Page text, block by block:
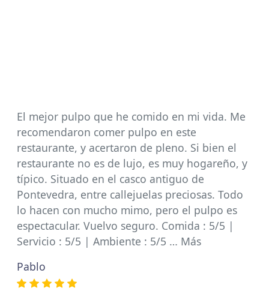
El mejor pulpo que he comido en mi vida. Me
recomendaron comer pulpo en este
restaurante, y acertaron de pleno. Si bien el
restaurante no es de lujo, es muy hogareño, y
típico. Situado en el casco antiguo de
Pontevedra, entre callejuelas preciosas. Todo
lo hacen con mucho mimo, pero el pulpo es
espectacular. Vuelvo seguro. Comida : 5/5 |
Servicio : 5/5 | Ambiente : 5/5 … Más
Pablo